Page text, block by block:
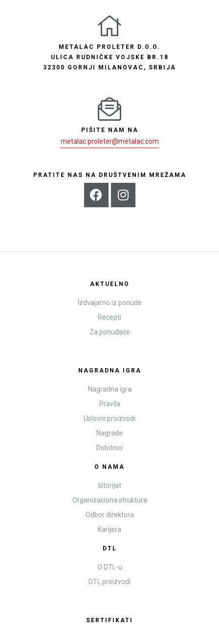
METALAC PROLETER D.O.O.
ULICA RUDNIČKE VOJSKE BR.18
32300 GORNJI MILANOVAC, SRBIJA
PIŠITE NAM NA
metalac.proleter@metalac.com
PRATITE NAS NA DRUŠTVENIM MREŽAMA
AKTUELNO
Izdvajamo iz ponude
Recepti
Za ponuđače
NAGRADNA IGRA
Nagradna igra
Pravila
Uslovni proizvodi
Nagrade
Dobitnici
O NAMA
Istorijat
Organizaciona struktura
Odbor direktora
Karijera
DTL
O DTL-u
DTL proizvodi
SERTIFIKATI